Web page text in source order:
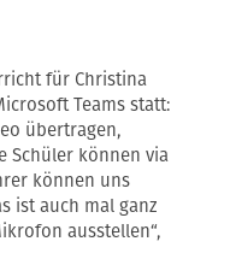
für Christina
Teams statt:
übertragen,
Schüler können via
können uns
ist auch mal ganz
ausstellen“,